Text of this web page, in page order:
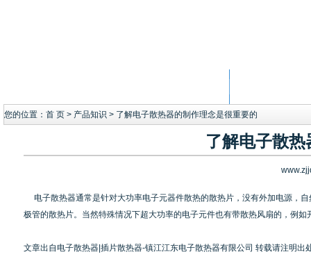
您的位置： 首 页 > 产品知识 > 了解电子散热器的制作理念是很重要的
了解电子散
电子散热器通常是针对大功率电子元器件散热的散热片，没有外加电源，
极管的散热片。当然特殊情况下超大功率的电子元件也有带散热风扇的，例
文章出自电子散热器 插片散热器-镇江江东电子散热器有限公司 转载请注明出